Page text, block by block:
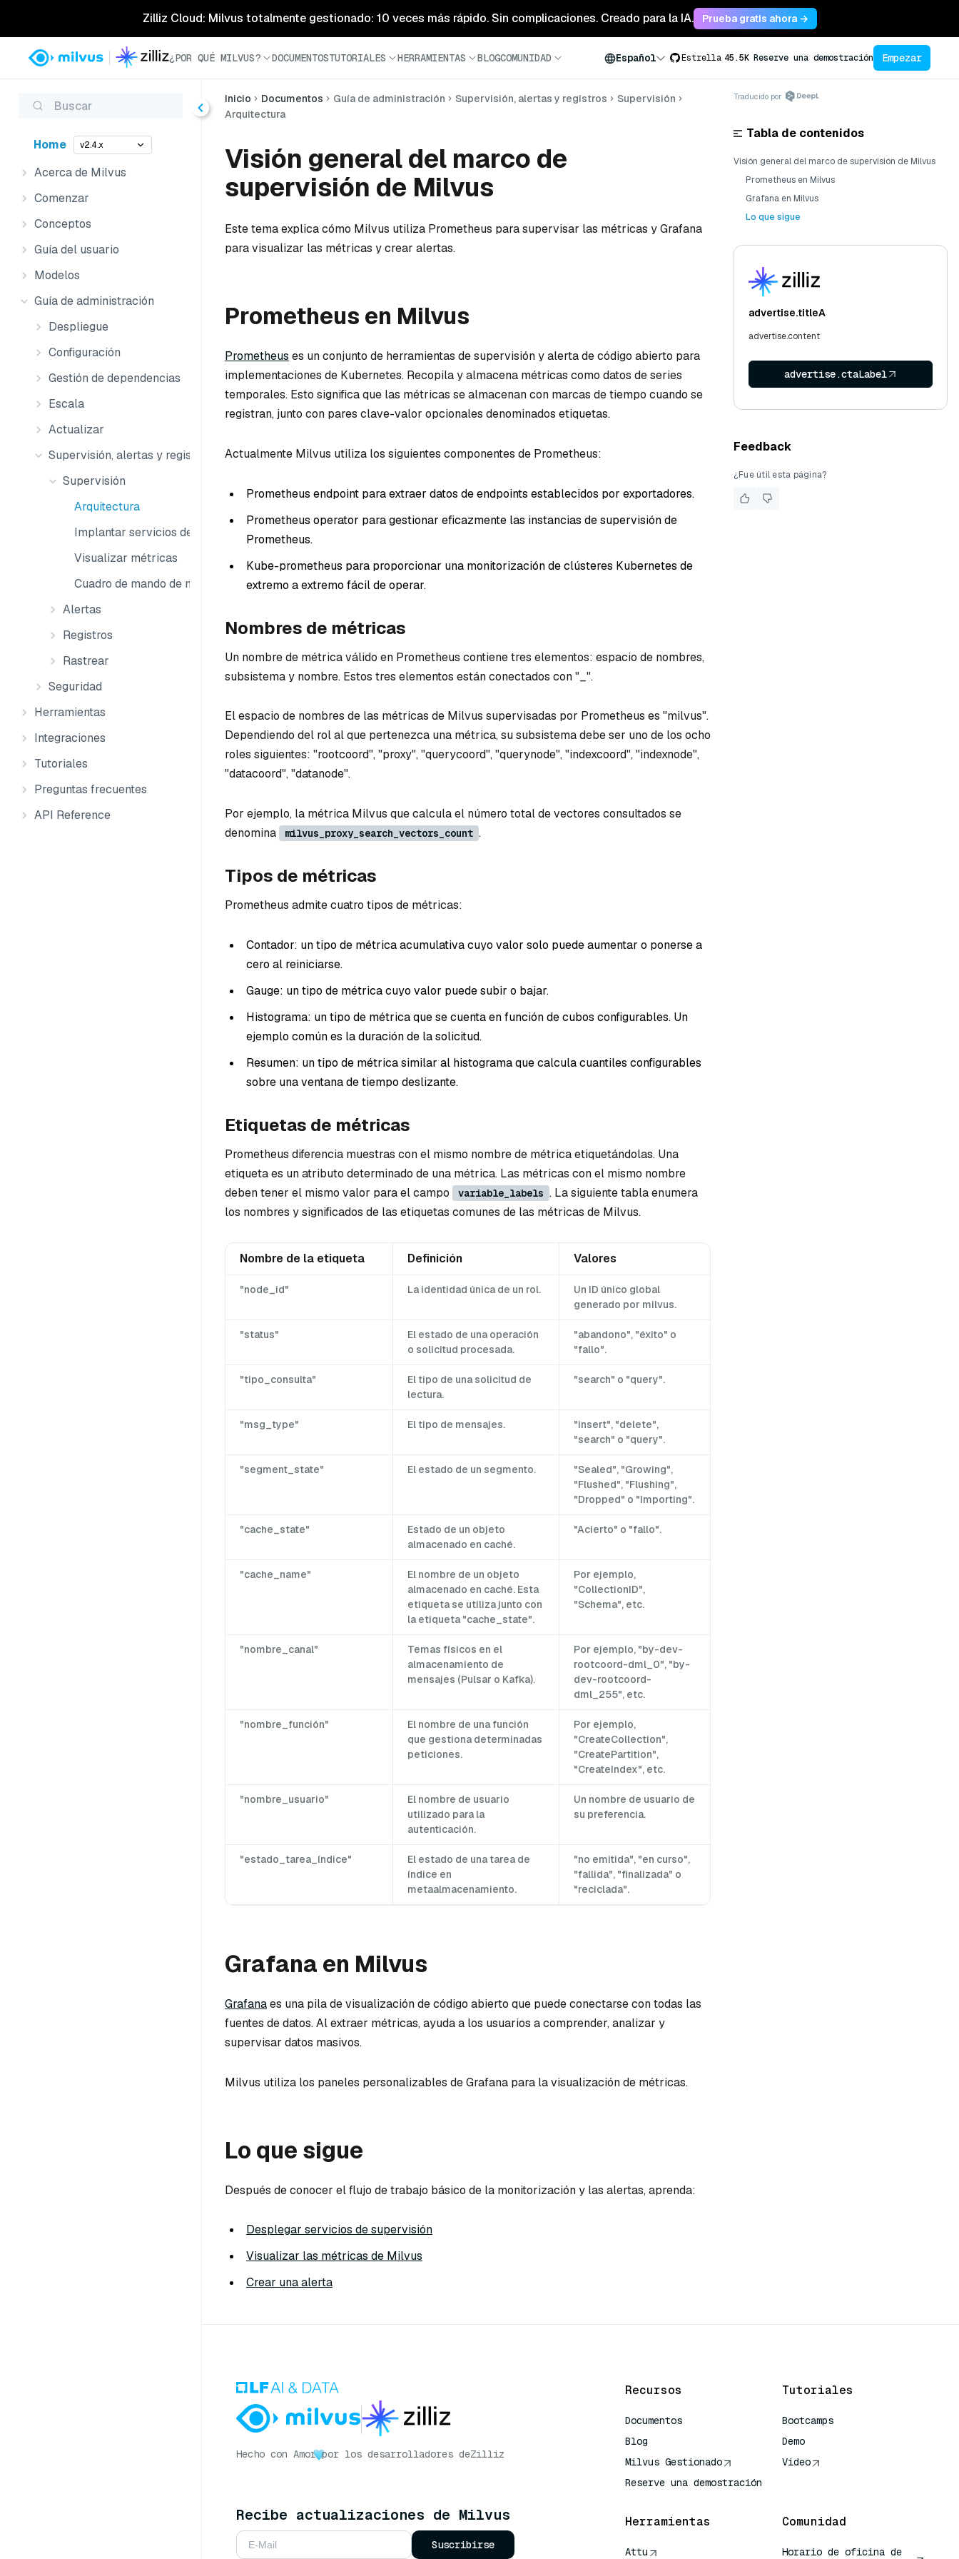
Zilliz Cloud: Milvus totalmente gestionado: 10 veces más rápido. Sin complicaciones. Creado para la IA. Prueba gratis ahora →
¿POR QUÉ MILVUS? DOCUMENTOSTUTORIALES HERRAMIENTAS BLOGCOMUNIDAD Español Estrella 45.5K Reserve una demostración Empezar
Buscar
Home v2.4.x
Acerca de Milvus
Comenzar
Conceptos
Guía del usuario
Modelos
Guía de administración
Despliegue
Configuración
Gestión de dependencias
Escala
Actualizar
Supervisión, alertas y registros
Supervisión
Arquitectura
Implantar servicios de supervisión
Visualizar métricas
Cuadro de mando de métricas de Milvus
Alertas
Registros
Rastrear
Seguridad
Herramientas
Integraciones
Tutoriales
Preguntas frecuentes
API Reference
Inicio Documentos Guía de administración Supervisión, alertas y registros
Supervisión
Arquitectura
Visión general del marco de
supervisión de Milvus
Este tema explica cómo Milvus utiliza Prometheus para supervisar las métricas y Grafana
para visualizar las métricas y crear alertas.
Prometheus en Milvus
Prometheus es un conjunto de herramientas de supervisión y alerta de código abierto para
implementaciones de Kubernetes. Recopila y almacena métricas como datos de series
temporales. Esto significa que las métricas se almacenan con marcas de tiempo cuando se
registran, junto con pares clave-valor opcionales denominados etiquetas.
Actualmente Milvus utiliza los siguientes componentes de Prometheus:
Prometheus endpoint para extraer datos de endpoints establecidos por exportadores.
Prometheus operator para gestionar eficazmente las instancias de supervisión de
Prometheus.
Kube-prometheus para proporcionar una monitorización de clústeres Kubernetes de
extremo a extremo fácil de operar.
Nombres de métricas
Un nombre de métrica válido en Prometheus contiene tres elementos: espacio de nombres,
subsistema y nombre. Estos tres elementos están conectados con "_".
El espacio de nombres de las métricas de Milvus supervisadas por Prometheus es "milvus".
Dependiendo del rol al que pertenezca una métrica, su subsistema debe ser uno de los ocho
roles siguientes: "rootcoord", "proxy", "querycoord", "querynode", "indexcoord", "indexnode",
"datacoord", "datanode".
Por ejemplo, la métrica Milvus que calcula el número total de vectores consultados se
denomina
milvus_proxy_search_vectors_count .
Tipos de métricas
Prometheus admite cuatro tipos de métricas:
Contador: un tipo de métrica acumulativa cuyo valor solo puede aumentar o ponerse a
cero al reiniciarse.
Gauge: un tipo de métrica cuyo valor puede subir o bajar.
Histograma: un tipo de métrica que se cuenta en función de cubos configurables. Un
ejemplo común es la duración de la solicitud.
Resumen: un tipo de métrica similar al histograma que calcula cuantiles configurables
sobre una ventana de tiempo deslizante.
Etiquetas de métricas
Prometheus diferencia muestras con el mismo nombre de métrica etiquetándolas. Una
etiqueta es un atributo determinado de una métrica. Las métricas con el mismo nombre
deben tener el mismo valor para el campo
variable_labels . La siguiente tabla enumera
los nombres y significados de las etiquetas comunes de las métricas de Milvus.
Nombre de la etiqueta Definición Valores
"node_id" La identidad única de un rol.
Un ID único global
generado por milvus.
"status"
El estado de una operación
o solicitud procesada.
"abandono", "éxito" o
"fallo".
"tipo_consulta"
El tipo de una solicitud de
lectura.
"search" o "query".
"msg_type" El tipo de mensajes.
"insert", "delete",
"search" o "query".
"segment_state" El estado de un segmento.
"Sealed", "Growing",
"Flushed", "Flushing",
"Dropped" o "Importing".
"cache_state"
Estado de un objeto
almacenado en caché.
"Acierto" o "fallo".
"cache_name"
El nombre de un objeto
almacenado en caché. Esta
etiqueta se utiliza junto con
la etiqueta "cache_state".
Por ejemplo,
"CollectionID",
"Schema", etc.
"nombre_canal"
Temas físicos en el
almacenamiento de
mensajes (Pulsar o Kafka).
Por ejemplo, "by-dev-
rootcoord-dml_0", "by-
dev-rootcoord-
dml_255", etc.
"nombre_función"
El nombre de una función
que gestiona determinadas
peticiones.
Por ejemplo,
"CreateCollection",
"CreatePartition",
"CreateIndex", etc.
"nombre_usuario"
El nombre de usuario
utilizado para la
autenticación.
Un nombre de usuario de
su preferencia.
"estado_tarea_índice"
El estado de una tarea de
índice en
metaalmacenamiento.
"no emitida", "en curso",
"fallida", "finalizada" o
"reciclada".
Grafana en Milvus
Grafanaes una pila de visualización de código abierto que puede conectarse con todas las
fuentes de datos. Al extraer métricas, ayuda a los usuarios a comprender, analizar y
supervisar datos masivos.
Milvus utiliza los paneles personalizables de Grafana para la visualización de métricas.
Lo que sigue
Después de conocer el flujo de trabajo básico de la monitorización y las alertas, aprenda:
Desplegar servicios de supervisión
Visualizar las métricas de Milvus
Crear una alerta
Traducido por
Tabla de contenidos
Visión general del marco de supervisión de Milvus
Prometheus en Milvus
Grafana en Milvus
Lo que sigue
advertise.titleA
advertise.content
advertise.ctaLabel
Feedback
¿Fue útil esta página?
Hecho con Amor por los desarrolladores deZilliz
Recibe actualizaciones de Milvus
Suscribirse
Recursos
Documentos
Blog
Milvus Gestionado
Reserve una demostración
Tutoriales
Bootcamps
Demo
Video
Herramientas
Attu
Comunidad
Horario de oficina de